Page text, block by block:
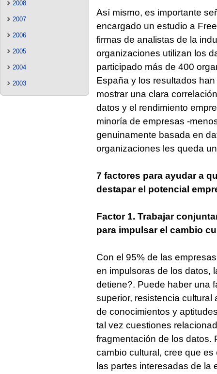
2008
2007
2006
2005
2004
2003
Así mismo, es importante
encargado un estudio a
firmas de analistas de la
organizaciones utilizan los
participado más de 400
España y los resultados
mostrar una clara
datos y el rendimiento
minoría de empresas -
genuinamente basada en
organizaciones les queda
7 factores para ayudar a
destapar el potencial
Factor 1. Trabajar
para impulsar el cambio
Con el 95% de las
en impulsoras de los datos,
detiene?. Puede haber una
superior, resistencia cultural
de conocimientos y
tal vez cuestiones
fragmentación de los datos.
cambio cultural, cree que
las partes interesadas de la